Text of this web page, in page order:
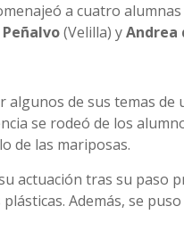
a cuatro alumnas
(Velilla) yAndrea
de sus temas
se rodeó de los
de las mariposas.
actuación tras su paso
Además, se